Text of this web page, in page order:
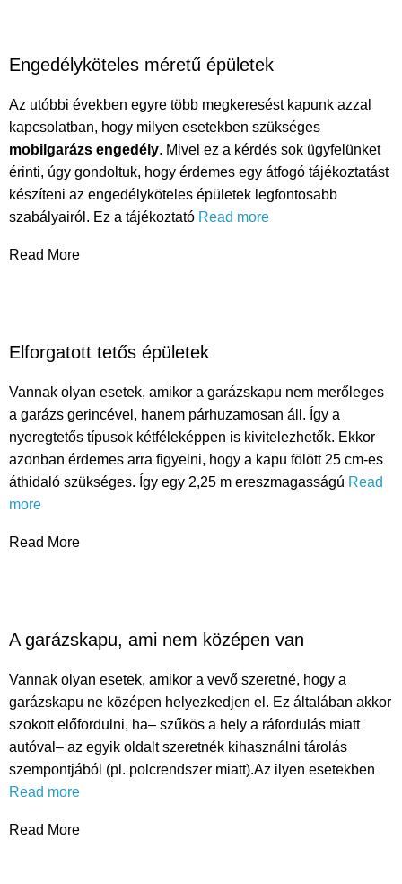
Engedélyköteles méretű épületek
Az utóbbi években egyre több megkeresést kapunk azzal
kapcsolatban, hogy milyen esetekben szükséges
mobilgarázs engedély. Mivel ez a kérdés sok ügyfelünket
érinti, úgy gondoltuk, hogy érdemes egy átfogó tájékoztatást
készíteni az engedélyköteles épületek legfontosabb
szabályairól. Ez a tájékoztató Read more
Read More
Elforgatott tetős épületek
Vannak olyan esetek, amikor a garázskapu nem merőleges
a garázs gerincével, hanem párhuzamosan áll. Így a
nyeregtetős típusok kétféleképpen is kivitelezhetők. Ekkor
azonban érdemes arra figyelni, hogy a kapu fölött 25 cm-es
áthidaló szükséges. Így egy 2,25 m ereszmagasságú Read
more
Read More
A garázskapu, ami nem középen van
Vannak olyan esetek, amikor a vevő szeretné, hogy a
garázskapu ne középen helyezkedjen el. Ez általában akkor
szokott előfordulni, ha– szűkös a hely a ráfordulás miatt
autóval– az egyik oldalt szeretnék kihasználni tárolás
szempontjából (pl. polcrendszer miatt).Az ilyen esetekben
Read more
Read More